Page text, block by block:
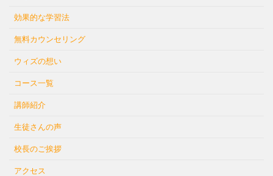
効果的な学習法
無料カウンセリング
ウィズの想い
コース一覧
講師紹介
生徒さんの声
校長のご挨拶
アクセス